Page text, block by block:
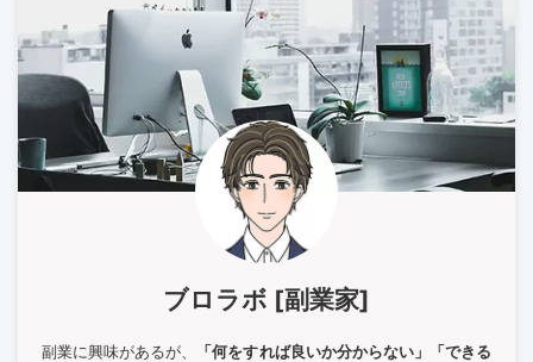
ブロラボ [副業家]
副業に興味があるが、 「何をすれば良いか分からない」「できる